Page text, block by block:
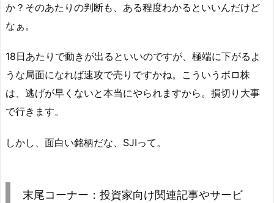
か？そのあたりの判断も、ある程度わかるといいんだけど
なぁ。
18日あたりで動きが出るといいのですが、極端に下がるよ
うな局面になれば速攻で売りですかね。こういうボロ株
は、逃げが早くないと本当にやられますから。損切り大事
で行きます。
しかし、面白い銘柄だな、SJIって。
末尾コーナー：投資家向け関連記事やサービ